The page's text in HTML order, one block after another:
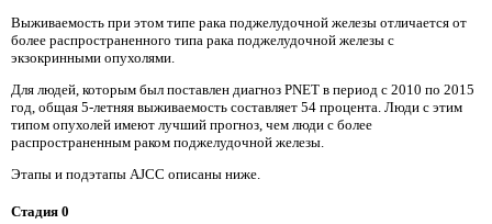
Выживаемость при этом типе рака поджелудочной железы отличается от
более распространенного типа рака поджелудочной железы с
экзокринными опухолями.
Для людей, которым был поставлен диагноз PNET в период с 2010 по 2015
год, общая 5-летняя выживаемость составляет 54 процента. Люди с этим
типом опухолей имеют лучший прогноз, чем люди с более
распространенным раком поджелудочной железы.
Этапы и подэтапы AJCC описаны ниже.
Стадия 0